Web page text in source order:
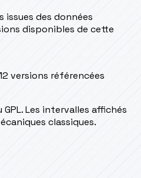
issues des données
disponibles de cette
versions référencées
Les intervalles affichés
classiques.